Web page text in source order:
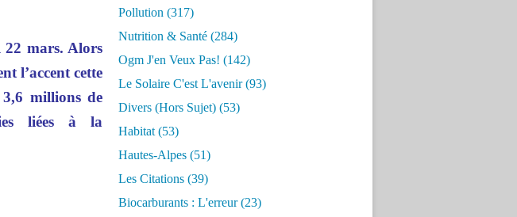
22 mars. Alors
l’accent cette
3,6 millions de
liées à la
Pollution (317)
Nutrition & Santé (284)
Ogm J'en Veux Pas! (142)
Le Solaire C'est L'avenir(93)
Divers (hors Sujet) (53)
Habitat (53)
Hautes-Alpes (51)
Les Citations (39)
Biocarburants : L'erreur(23)